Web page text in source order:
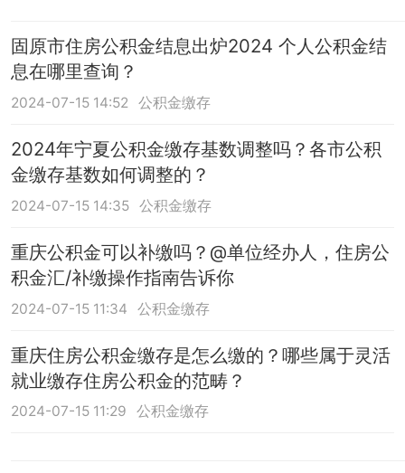
固原市住房公积金结息出炉2024 个人公积金结
息在哪里查询？
2024-07-15 14:52 公积金缴存
2024年宁夏公积金缴存基数调整吗？各市公积
金缴存基数如何调整的？
2024-07-15 14:35 公积金缴存
重庆公积金可以补缴吗？@单位经办人，住房公
积金汇/补缴操作指南告诉你
2024-07-15 11:34 公积金缴存
重庆住房公积金缴存是怎么缴的？哪些属于灵活
就业缴存住房公积金的范畴？
2024-07-15 11:29 公积金缴存